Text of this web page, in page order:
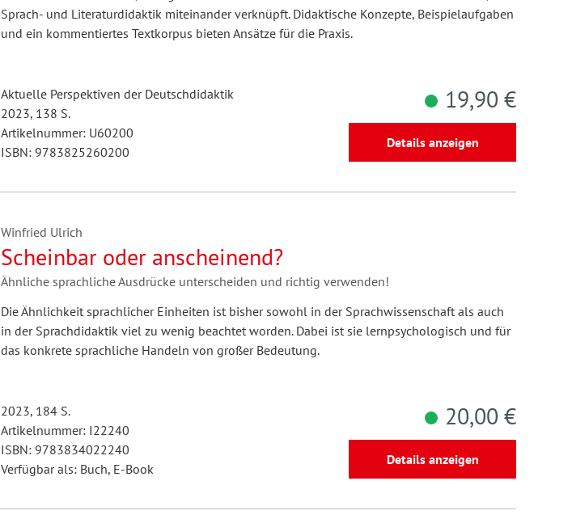
Sprach- und Literaturdidaktik miteinander verknüpft. Didaktische Konzepte, Beispielaufgaben
und ein kommentiertes Textkorpus bieten Ansätze für die Praxis.
Aktuelle Perspektiven der Deutschdidaktik
2023, 138 S.
Artikelnummer: U60200
ISBN: 9783825260200
19,90 €
Details anzeigen
Winfried Ulrich
Scheinbar oder anscheinend?
Ähnliche sprachliche Ausdrücke unterscheiden und richtig verwenden!
Die Ähnlichkeit sprachlicher Einheiten ist bisher sowohl in der Sprachwissenschaft als auch
in der Sprachdidaktik viel zu wenig beachtet worden. Dabei ist sie lernpsychologisch und für
das konkrete sprachliche Handeln von großer Bedeutung.
2023, 184 S.
Artikelnummer: I22240
ISBN: 9783834022240
Verfügbar als: Buch, E-Book
20,00 €
Details anzeigen